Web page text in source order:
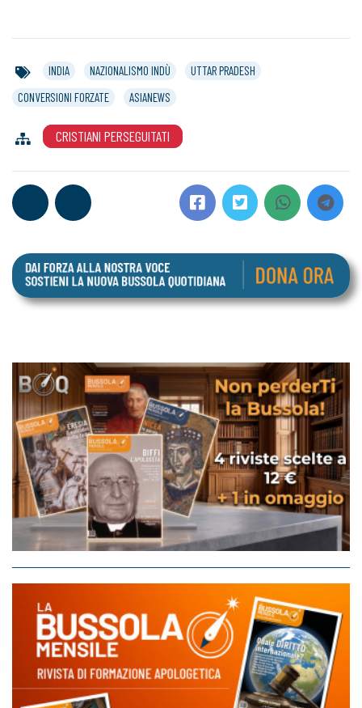
INDIA NAZIONALISMO INDÙ
UTTAR PRADESH
CONVERSIONI FORZATE
ASIANEWS
CRISTIANI PERSEGUITATI